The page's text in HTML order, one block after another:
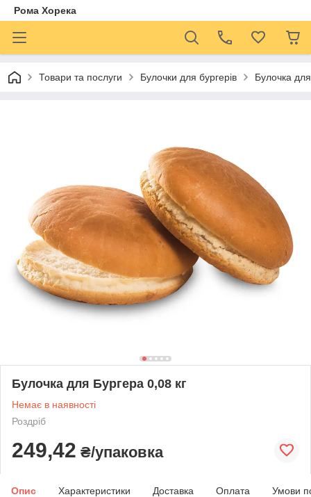
Рома Хорека
Товари та послуги Булочки для бургерів Булочка
Булочка для Бургера 0,08 кг
Немає в наявності
Роздріб
249,42 ₴/упаковка
Опис Характеристики Доставка Оплата Умови